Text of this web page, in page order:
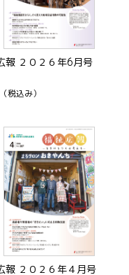
報 ２０２６年6月号
（税込み）
報 ２０２６年４月号